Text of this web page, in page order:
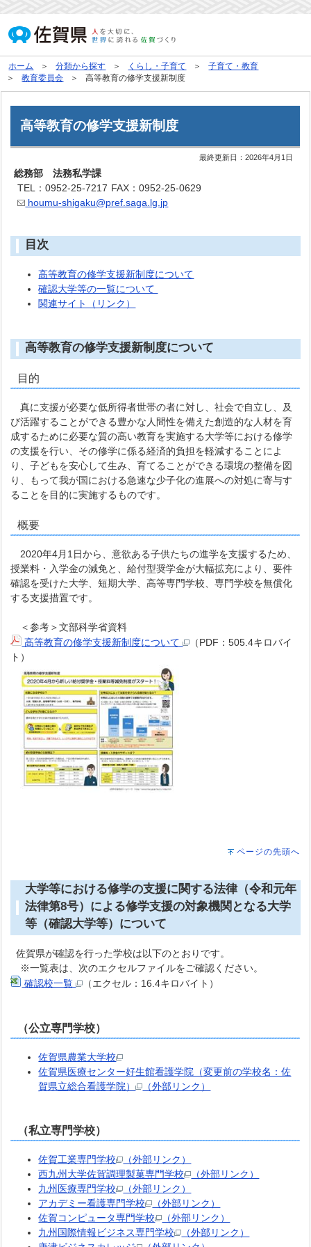
ホーム 分類から探す くらし・子育て
子育て・教育
教育委員会
高等教育の修学支援新制度
高等教育の修学支援新制度
最終更新日：2026年4月1日
総務部 法務私学課
TEL：0952-25-7217 FAX：0952-25-0629
houmu-shigaku@pref.saga.lg.jp
目次
高等教育の修学支援新制度について
確認大学等の一覧について
関連サイト（リンク）
高等教育の修学支援新制度について
目的
真に支援が必要な低所得者世帯の者に対し、社会で自立し、及
び活躍することができる豊かな人間性を備えた創造的な人材を育
成するために必要な質の高い教育を実施する大学等における修学
の支援を行い、その修学に係る経済的負担を軽減することによ
り、子どもを安心して生み、育てることができる環境の整備を図
り、もって我が国における急速な少子化の進展への対処に寄与す
ることを目的に実施するものです。
概要
2020年4月1日から、意欲ある子供たちの進学を支援するため、
授業料・入学金の減免と、給付型奨学金が大幅拡充により、要件
確認を受けた大学、短期大学、高等専門学校、専門学校を無償化
する支援措置です。
＜参考＞文部科学省資料
高等教育の修学支援新制度について
（PDF：505.4キロバイ
ト）
ページの先頭へ
大学等における修学の支援に関する法律（令和元年
法律第8号）による修学支援の対象機関となる大学
等（確認大学等）について
佐賀県が確認を行った学校は以下のとおりです。
※一覧表は、次のエクセルファイルをご確認ください。
確認校一覧
（エクセル：16.4キロバイト）
（公立専門学校）
佐賀県農業大学校
佐賀県医療センター好生館看護学院（変更前の学校名：佐
賀県立総合看護学院）
（外部リンク）
（私立専門学校）
佐賀工業専門学校
（外部リンク）
西九州大学佐賀調理製菓専門学校
（外部リンク）
九州医療専門学校
（外部リンク）
アカデミー看護専門学校
（外部リンク）
佐賀コンピュータ専門学校
（外部リンク）
九州国際情報ビジネス専門学校
（外部リンク）